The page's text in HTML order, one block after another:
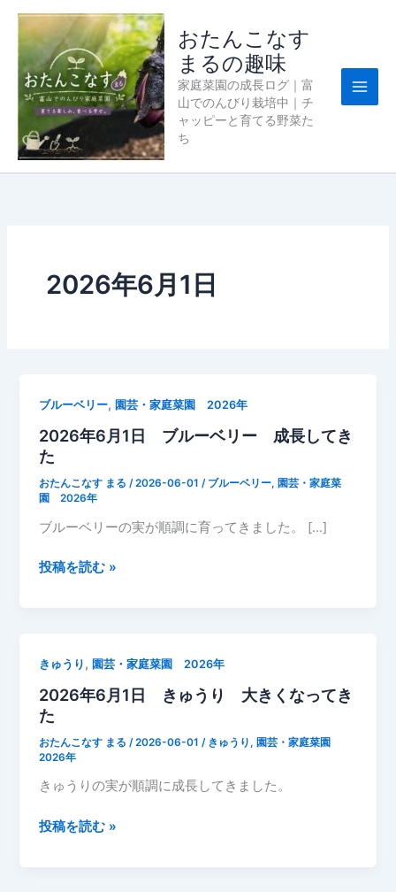
おたんこなす
まるの趣味
家庭菜園の成長ログ｜富
山でのんびり栽培中｜チ
ャッピーと育てる野菜た
ち
2026年6月1日
ブルーベリー,園芸・家庭菜園 2026年
2026年6月1日 ブルーベリー 成長してき
た
おたんこなす まる /2026-06-01 / ブルーベリー, 園芸・家庭菜
園 2026年
ブルーベリーの実が順調に育ってきました。 […]
2026
日
ブ
ル
ー
ベ
リ
成
投稿を読む »
きゅうり ,園芸・家庭菜園 2026年
2026年6月1日 きゅうり 大きくなってき
た
おたんこなす まる /2026-06-01 / きゅうり , 園芸・家庭菜園
2026年
きゅうりの実が順調に成長してきました。
2026
投稿を読む »